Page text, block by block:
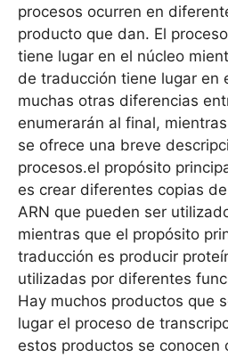
procesos ocurren en
producto que dan. El
tiene lugar en el núcleo
de traducción tiene lugar en
muchas otras diferencias
enumerarán al final,
se ofrece una breve
procesos.el propósito
es crear diferentes copias
ARN que pueden ser
mientras que el propósito
traducción es producir
utilizadas por diferentes
Hay muchos productos que
lugar el proceso de
estos productos se conocen